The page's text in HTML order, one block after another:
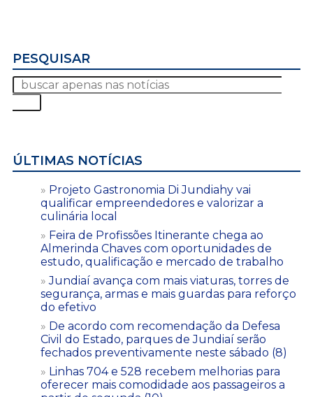
PESQUISAR
ÚLTIMAS NOTÍCIAS
Projeto Gastronomia Di Jundiahy vai
qualificar empreendedores e valorizar a
culinária local
Feira de Profissões Itinerante chega ao
Almerinda Chaves com oportunidades de
estudo, qualificação e mercado de trabalho
Jundiaí avança com mais viaturas, torres de
segurança, armas e mais guardas para reforço
do efetivo
De acordo com recomendação da Defesa
Civil do Estado, parques de Jundiaí serão
fechados preventivamente neste sábado (8)
Linhas 704 e 528 recebem melhorias para
oferecer mais comodidade aos passageiros a